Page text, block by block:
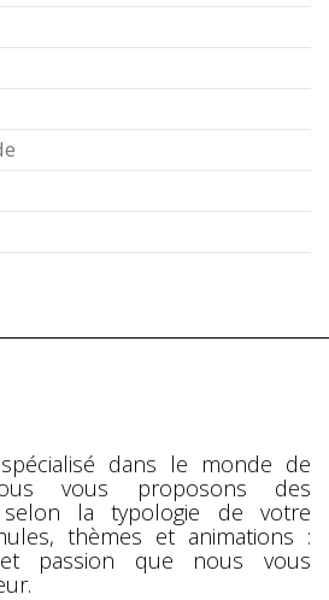
dans le monde de
vous proposons des
la typologie de votre
thèmes et animations :
passion que nous vous